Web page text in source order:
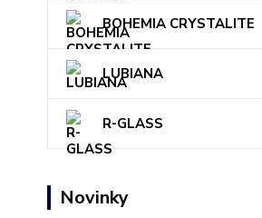
BOHEMIA CRYSTALITE
LUBIANA
R-GLASS
Novinky